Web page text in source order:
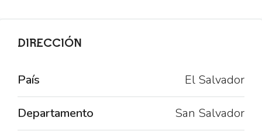
DIRECCIÓN
País El Salvador
Departamento San Salvador